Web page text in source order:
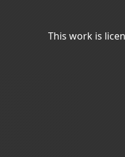
This work is